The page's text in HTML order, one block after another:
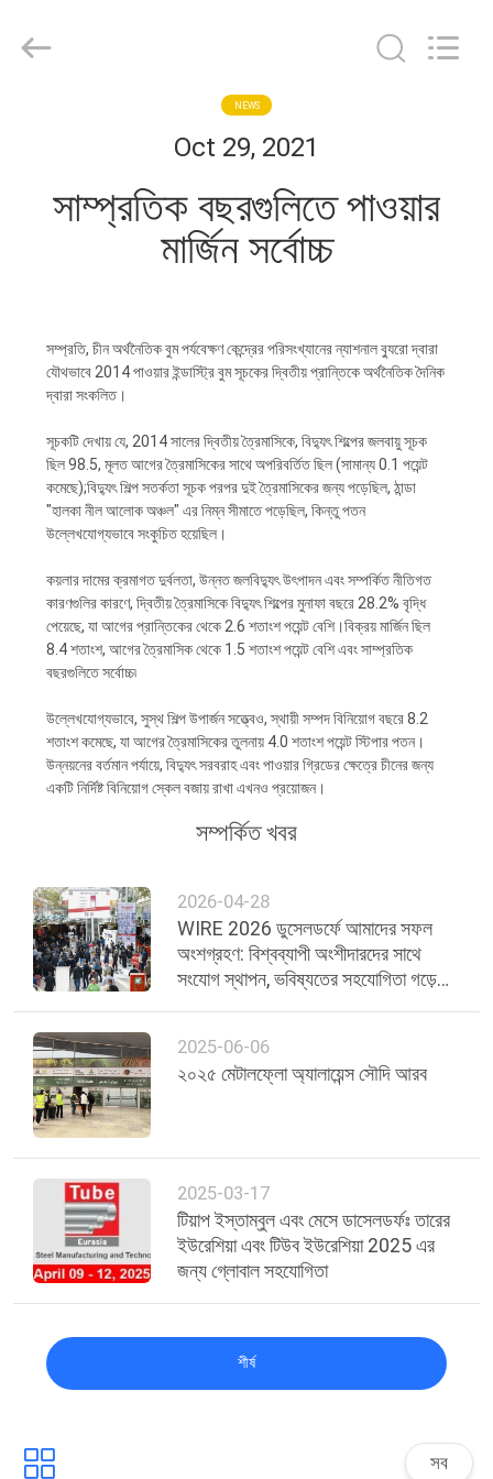
কারখানা
ভ্রমণ
নিয়ন্ত্রণ
যোগাযোগ
করুন
উদ্ধৃতির
সাইট
ম্যাপ
গোপনীয়তা
নীতি
Rights
Reserved.
NEWS
Oct 29, 2021
সাম্প্রতিক বছরগুলিতে পাওয়ার
মার্জিন সর্বোচ্চ
সম্প্রতি, চীন অর্থনৈতিক বুম পর্যবেক্ষণ কেন্দ্রের পরিসংখ্যানের ন্যাশনাল ব্যুরো দ্বারা
যৌথভাবে 2014 পাওয়ার ইন্ডাস্ট্রি বুম সূচকের দ্বিতীয় প্রান্তিকে অর্থনৈতিক দৈনিক
দ্বারা সংকলিত।
সূচকটি দেখায় যে, 2014 সালের দ্বিতীয় ত্রৈমাসিকে, বিদ্যুৎ শিল্পের জলবায়ু সূচক
ছিল 98.5, মূলত আগের ত্রৈমাসিকের সাথে অপরিবর্তিত ছিল (সামান্য 0.1 পয়েন্ট
কমেছে);বিদ্যুৎ শিল্প সতর্কতা সূচক পরপর দুই ত্রৈমাসিকের জন্য পড়েছিল, ঠান্ডা
"হালকা নীল আলোক অঞ্চল" এর নিম্ন সীমাতে পড়েছিল, কিন্তু পতন
উল্লেখযোগ্যভাবে সংকুচিত হয়েছিল।
কয়লার দামের ক্রমাগত দুর্বলতা, উন্নত জলবিদ্যুৎ উৎপাদন এবং সম্পর্কিত নীতিগত
কারণগুলির কারণে, দ্বিতীয় ত্রৈমাসিকে বিদ্যুৎ শিল্পের মুনাফা বছরে 28.2% বৃদ্ধি
পেয়েছে, যা আগের প্রান্তিকের থেকে 2.6 শতাংশ পয়েন্ট বেশি।বিক্রয় মার্জিন ছিল
8.4 শতাংশ, আগের ত্রৈমাসিক থেকে 1.5 শতাংশ পয়েন্ট বেশি এবং সাম্প্রতিক
বছরগুলিতে সর্বোচ্চ৷
উল্লেখযোগ্যভাবে, সুস্থ শিল্প উপার্জন সত্ত্বেও, স্থায়ী সম্পদ বিনিয়োগ বছরে 8.2
শতাংশ কমেছে, যা আগের ত্রৈমাসিকের তুলনায় 4.0 শতাংশ পয়েন্ট স্টিপার পতন।
উন্নয়নের বর্তমান পর্যায়ে, বিদ্যুৎ সরবরাহ এবং পাওয়ার গ্রিডের ক্ষেত্রে চীনের জন্য
একটি নির্দিষ্ট বিনিয়োগ স্কেল বজায় রাখা এখনও প্রয়োজন।
সম্পর্কিত খবর
2026-04-28
WIRE 2026 ডুসেলডর্ফে আমাদের সফল
অংশগ্রহণ: বিশ্বব্যাপী অংশীদারদের সাথে
সংযোগ স্থাপন, ভবিষ্যতের সহযোগিতা গড়ে
2025-06-06
২০২৫ মেটালফ্লো অ্যালায়েন্স সৌদি আরব
2025-03-17
টিয়াপ ইস্তাম্বুল এবং মেসে ডাসেলডর্ফঃ তারের
ইউরেশিয়া এবং টিউব ইউরেশিয়া 2025 এর
জন্য গ্লোবাল সহযোগিতা
শীর্ষ
সব